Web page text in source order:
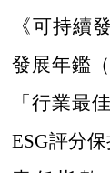
《可持續
發展年鑑
「行業最
ESG評分